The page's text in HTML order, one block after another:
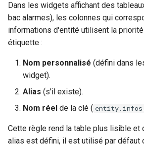
Dans les widgets affichant des
bac alarmes), les colonnes qui
informations d'entité utilisent la
étiquette :
Nom personnalisé (défini dans
widget).
Alias (s'il existe).
Nom réel de la clé (
Cette règle rend la table plus lisible et
alias est défini, il est utilisé par défaut